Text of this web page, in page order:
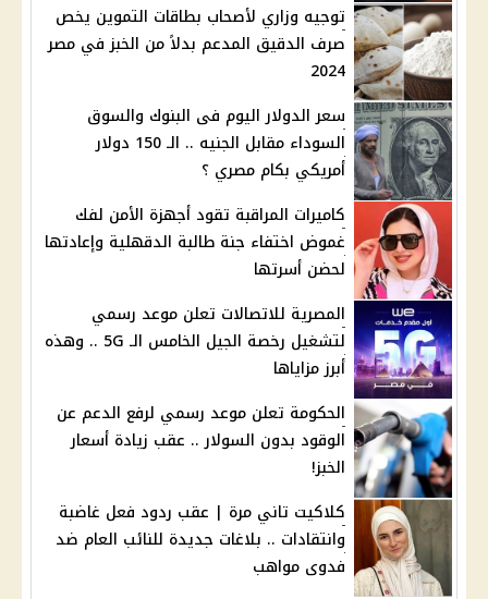
توجيه وزاري لأصحاب بطاقات التموين يخص
صرف الدقيق المدعم بدلاً من الخبز في مصر
2024
سعر الدولار اليوم فى البنوك والسوق
السوداء مقابل الجنيه .. الـ 150 دولار
أمريكي بكام مصري ؟
كاميرات المراقبة تقود أجهزة الأمن لفك
غموض اختفاء جنة طالبة الدقهلية وإعادتها
لحضن أسرتها
المصرية للاتصالات تعلن موعد رسمي
لتشغيل رخصة الجيل الخامس الـ 5G .. وهذه
أبرز مزاياها
الحكومة تعلن موعد رسمي لرفع الدعم عن
الوقود بدون السولار .. عقب زيادة أسعار
الخبز!
كلاكيت تاني مرة | عقب ردود فعل غاضبة
وانتقادات .. بلاغات جديدة للنائب العام ضد
فدوى مواهب